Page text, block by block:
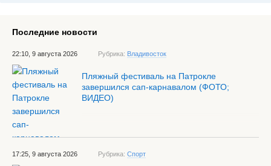
Последние новости
22:10, 9 августа 2026 Рубрика: Владивосток
Пляжный фестиваль на Патрокле
завершился сап-карнавалом (ФОТО;
ВИДЕО)
17:25, 9 августа 2026 Рубрика: Спорт